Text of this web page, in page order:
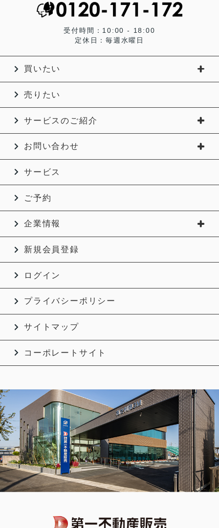
受付時間：10:00 - 18:00
定休日：毎週水曜日
買いたい
売りたい
サービスのご紹介
お問い合わせ
サービス
ご予約
企業情報
新規会員登録
ログイン
プライバシーポリシー
サイトマップ
コーポレートサイト